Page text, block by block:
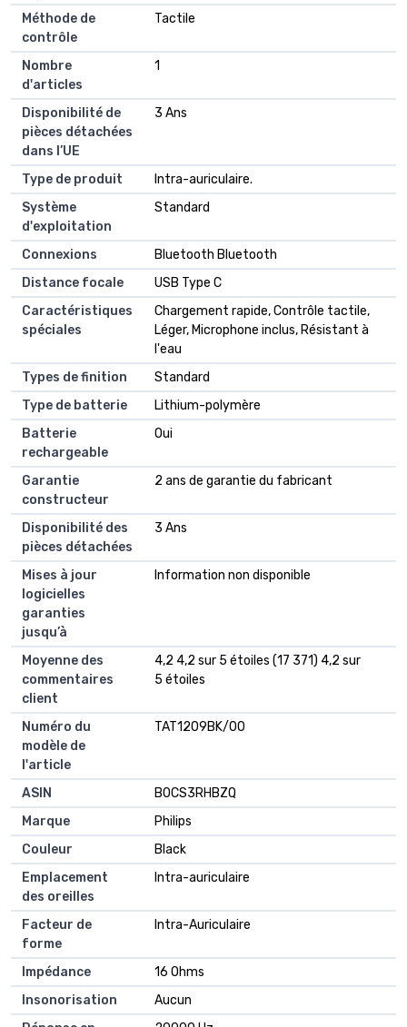
Méthode de
contrôle
‎Tactile
Nombre
d'articles
‎1
Disponibilité de
pièces détachées
dans l’UE
‎3 Ans
Type de produit
‎Intra-auriculaire.
Système
d'exploitation
‎Standard
Connexions
‎Bluetooth Bluetooth
Distance focale
‎USB Type C
Caractéristiques
spéciales
‎Chargement rapide, Contrôle tactile,
Léger, Microphone inclus, Résistant à
l'eau
Types de finition
‎Standard
Type de batterie
‎Lithium-polymère
Batterie
rechargeable
‎Oui
Garantie
constructeur
‎2 ans de garantie du fabricant
Disponibilité des
pièces détachées
‎3 Ans
Mises à jour
logicielles
garanties
jusqu’à
‎Information non disponible
Moyenne des
commentaires
client
4,2 4,2 sur 5 étoiles (17 371) 4,2 sur
5 étoiles
Numéro du
modèle de
l'article
TAT1209BK/00
ASIN
B0CS3RHBZQ
Marque
Philips
Couleur
Black
Emplacement
des oreilles
Intra-auriculaire
Facteur de
forme
Intra-Auriculaire
Impédance
16 Ohms
Insonorisation
Aucun